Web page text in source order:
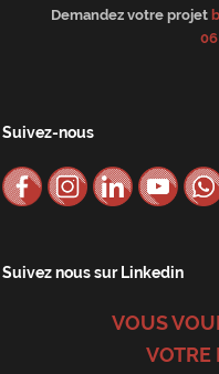
Demandez votre projet
06
Suivez-nous
Suivez nous sur Linkedin
VOUS
VOTRE